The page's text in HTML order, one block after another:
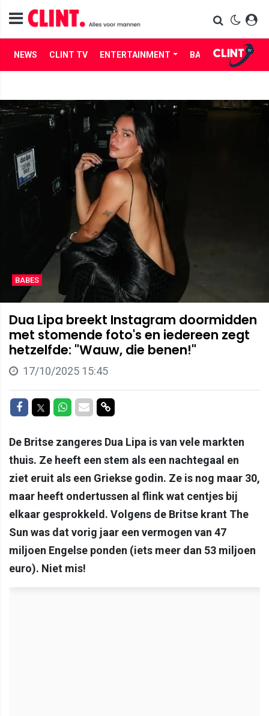
NEWS CLINT TV ENTERTAINMENT BABES LIFE
BABES
Dua Lipa breekt Instagram doormidden
met stomende foto's en iedereen zegt
hetzelfde: "Wauw, die benen!"
17/10/2025 15:45
Delen op Facebook
Delen op Twitter
Delen op Whatsapp
Delen via Mail
Delen via link
De Britse zangeres Dua Lipa is van vele markten
thuis. Ze heeft een stem als een nachtegaal en
ziet eruit als een Griekse godin. Ze is nog maar 30,
maar heeft ondertussen al flink wat centjes bij
elkaar gesprokkeld. Volgens de Britse krant The
Sun was dat vorig jaar een vermogen van 47
miljoen Engelse ponden (iets meer dan 53 miljoen
euro). Niet mis!